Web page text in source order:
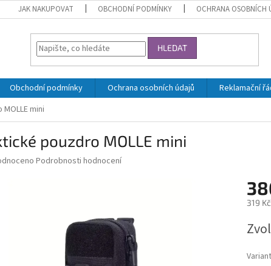
JAK NAKUPOVAT OBCHODNÍ PODMÍNKY OCHRANA OSOBNÍCH
HLEDAT
Obchodní podmínky Ochrana osobních údajů Reklamační
mini
pouzdro MOLLE mini
Podrobnosti hodnocení
319
cena: